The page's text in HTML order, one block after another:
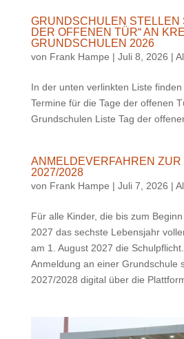
GRUNDSCHULEN STELLEN
DER OFFENEN TÜR“ AN
GRUNDSCHULEN 2026
von Frank Hampe | Juli 8, 2026 |
In der unten verlinkten Liste
Termine für die Tage der offenen
Grundschulen Liste Tag der
ANMELDEVERFAHREN
2027/2028
von Frank Hampe | Juli 7, 2026 |
Für alle Kinder, die bis zum
2027 das sechste Lebensjahr
am 1. August 2027 die
Anmeldung an einer Grundschule
2027/2028 digital über die